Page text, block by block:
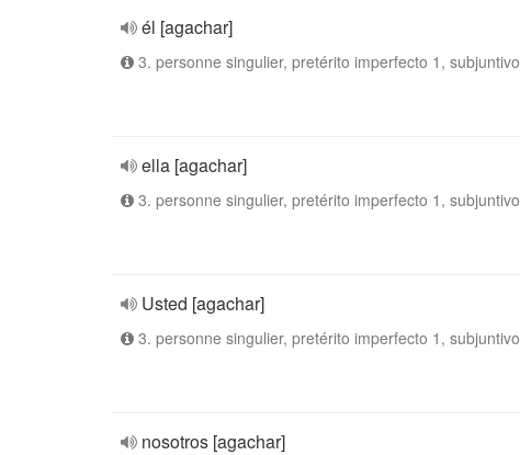
él [agachar]
3. personne singulier, pretérito imperfecto 1, subjuntivo
ella [agachar]
3. personne singulier, pretérito imperfecto 1, subjuntivo
Usted [agachar]
3. personne singulier, pretérito imperfecto 1, subjuntivo
nosotros [agachar]